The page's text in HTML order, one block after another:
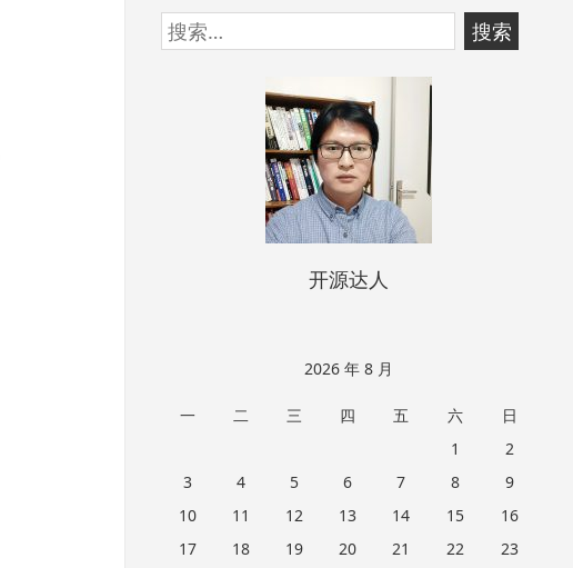
跳
至
搜
索：
开源达人
2026 年 8 月
一 二 三 四 五 六
日
1
2
3
4 5 6 7 8
9
10
11 12 13 14 15
16
17
18 19 20 21 22
23